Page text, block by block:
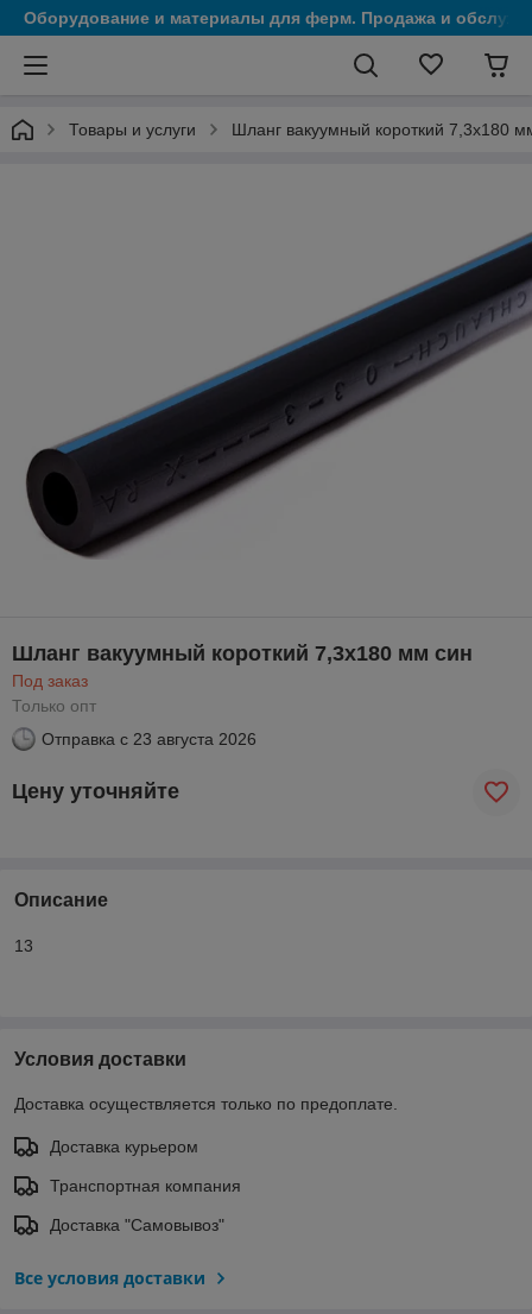
Оборудование и материалы для ферм. Продажа и
Товары и услуги Шланг вакуумный короткий 7,3х180
Шланг вакуумный короткий 7,3х180 мм син
Под заказ
Только опт
Отправка с 23 августа 2026
Цену уточняйте
Описание
13
Условия доставки
Доставка осуществляется только по предоплате.
Доставка курьером
Транспортная компания
Доставка "Самовывоз"
Все условия доставки